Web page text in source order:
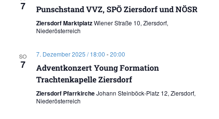
7 Punschstand VVZ, SPÖ Ziersdorf und NÖSR
Ziersdorf MarktplatzWiener Straße 10, Ziersdorf,
Niederösterreich
SO
7
7. Dezember 2025 / 18:00 -20:00
Adventkonzert Young Formation
Trachtenkapelle Ziersdorf
Ziersdorf PfarrkircheJohann Steinböck-Platz 12, Ziersdorf,
Niederösterreich